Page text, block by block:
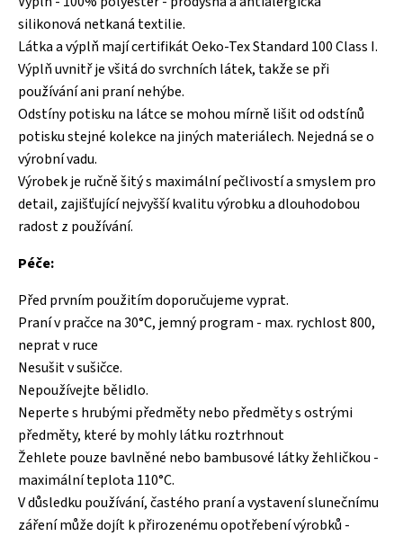
silikonová netkaná textilie.
Látka a výplň mají certifikát Oeko-Tex Standard 100 Class I.
Výplň uvnitř je všitá do svrchních látek, takže se při
používání ani praní nehýbe.
Odstíny potisku na látce se mohou mírně lišit od odstínů
potisku stejné kolekce na jiných materiálech. Nejedná se o
výrobní vadu.
Výrobek je ručně šitý s maximální pečlivostí a smyslem pro
detail, zajišťující nejvyšší kvalitu výrobku a dlouhodobou
radost z používání.
Péče:
Před prvním použitím doporučujeme vyprat.
Praní v pračce na 30°C, jemný program - max. rychlost 800,
neprat v ruce
Nesušit v sušičce.
Nepoužívejte bělidlo.
Neperte s hrubými předměty nebo předměty s ostrými
předměty, které by mohly látku roztrhnout
Žehlete pouze bavlněné nebo bambusové látky žehličkou -
maximální teplota 110°C.
V důsledku používání, častého praní a vystavení slunečnímu
záření může dojít k přirozenému opotřebení výrobků -